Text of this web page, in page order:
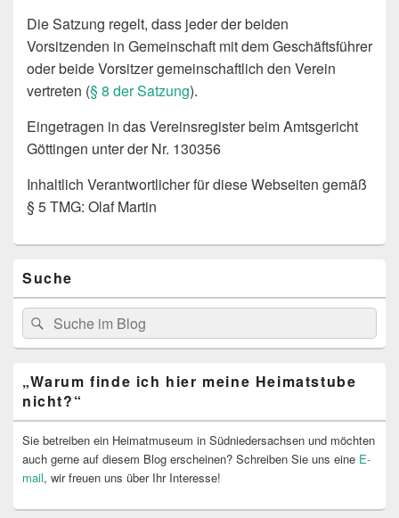
Die Satzung regelt, dass jeder der beiden
Vorsitzenden in Gemeinschaft mit dem Geschäftsführer
oder beide Vorsitzer gemeinschaftlich den Verein
vertreten (§ 8 der Satzung).
Eingetragen in das Vereinsregister beim Amtsgericht
Göttingen unter der Nr. 130356
Inhaltlich Verantwortlicher für diese Webseiten gemäß
§ 5 TMG: Olaf Martin
Seitenleisten
Widget-
Bereich
Suche
Search
for:
Suche
„Warum finde ich hier meine Heimatstube
nicht?“
Sie betreiben ein Heimatmuseum in Südniedersachsen und möchten
auch gerne auf diesem Blog erscheinen? Schreiben Sie uns eine E-
mail, wir freuen uns über Ihr Interesse!